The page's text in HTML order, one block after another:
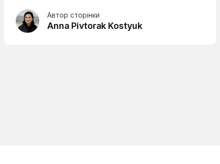
Автор сторінки
Anna Pivtorak Kostyuk